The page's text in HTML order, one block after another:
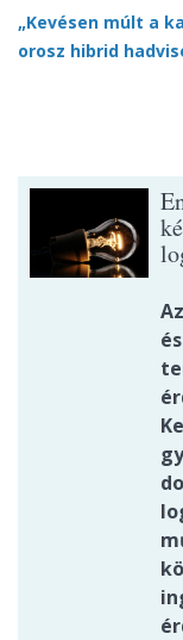
„Kevésen múlt a
orosz hibrid